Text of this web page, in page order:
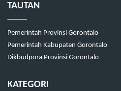
TAUTAN
Pemerintah Provinsi Gorontalo
Pemerintah Kabupaten Gorontalo
Dikbudpora Provinsi Gorontalo
KATEGORI